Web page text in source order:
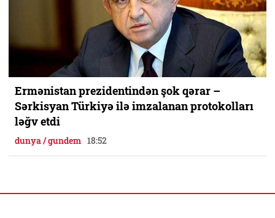
Ermənistan prezidentindən şok qərar –
Sərkisyan Türkiyə ilə imzalanan protokolları
ləğv etdi
dunya / gundem 18:52